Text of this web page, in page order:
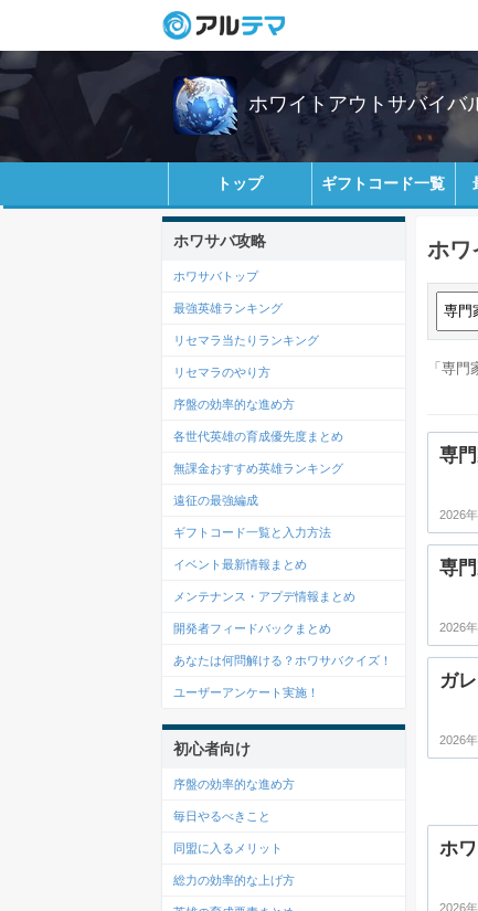
ホワイトアウトサバイバ
トップ ギフトコード一覧
ホワ
「専
専
2026
専
2026
ガ
2026
ホ
2026
ホワサバ攻略
ホワサバトップ
最強英雄ランキング
リセマラ当たりランキング
リセマラのやり方
序盤の効率的な進め方
各世代英雄の育成優先度まとめ
無課金おすすめ英雄ランキング
遠征の最強編成
ギフトコード一覧と入力方法
イベント最新情報まとめ
メンテナンス・アプデ情報まとめ
開発者フィードバックまとめ
あなたは何問解ける？ホワサバクイズ！
ユーザーアンケート実施！
初心者向け
序盤の効率的な進め方
毎日やるべきこと
同盟に入るメリット
総力の効率的な上げ方